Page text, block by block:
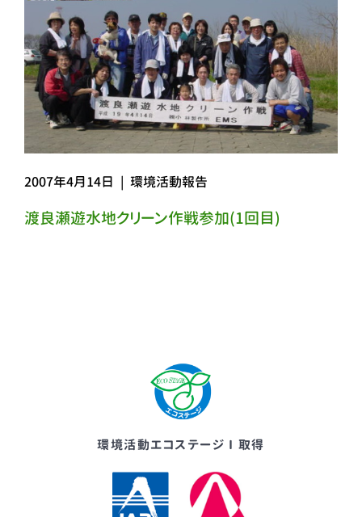
2007年4月14日 | 環境活動報告
渡良瀬遊水地クリーン作戦参加(1回目)
環境活動エコステージⅠ取得